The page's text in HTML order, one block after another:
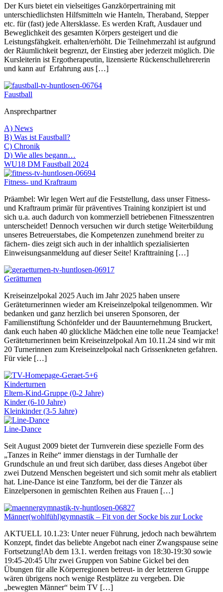
Der Kurs bietet ein vielseitiges Ganzkörpertraining mit
unterschiedlichsten Hilfsmitteln wie Hanteln, Theraband, Stepper
etc. für (fast) jede Altersklasse. Es werden Kraft, Ausdauer und
Beweglichkeit des gesamten Körpers gesteigert und die
Leistungsfähgkeit. erhalten/erhöht. Die Teilnehmerzahl ist aufgrund
der Räumlichkeit begrenzt, der Einstieg aber jederzeit möglich. Die
Kursleiterin ist Ergotherapeutin, lizensierte Rückenschullehrererin
und kann auf Erfahrung aus […]
Faustball
Ansprechpartner
A) News
B) Was ist Faustball?
C) Chronik
D) Wie alles begann…
WU18 DM Faustball 2024
Fitness- und Kraftraum
Präambel: Wir legen Wert auf die Feststellung, dass unser Fitness-
und Kraftraum primär für präventives Training konzipiert ist und
sich u.a. auch dadurch von kommerziell betriebenen Fitnesszentren
unterscheidet! Dennoch versuchen wir durch stetige Weiterbildung
unseres Betreuerstabes, die Kompetenzen zunehmend breiter zu
fächern- dies zeigt sich auch in der inhaltlich spezialisierten
Einweisungsanmeldung auf dieser Seite! Krafttraining […]
Gerätturnen
Kreiseinzelpokal 2025 Auch im Jahr 2025 haben unsere
Geräteturnerinnen wieder am Kreiseinzelpokal teilgenommen. Wir
bedanken und ganz herzlich bei unseren Sponsoren, der
Familienstiftung Schönfelder und der Bauunternehmung Bruckert,
dank euch haben 40 glückliche Mädchen eine tolle neue Teamjacke!
Geräteturnerinnen beim Kreiseinzelpokal Am 10.11.24 sind wir mit
20 Turnerinnen zum Kreiseinzelpokal nach Grissenkneten gefahren.
Für viele […]
Kinderturnen
Eltern-Kind-Gruppe (0-2 Jahre)
Kinder (6-10 Jahre)
Kleinkinder (3-5 Jahre)
Line-Dance
Seit August 2009 bietet der Turnverein diese spezielle Form des
„Tanzes in Reihe“ immer dienstags in der Turnhalle der
Grundschule an und freut sich darüber, dass dieses Angebot über
zwei Dutzend Menschen begeistert und sich somit mehr als etabliert
hat. Line-Dance ist eine Tanzform, bei der die Tänzer als
Einzelpersonen in gemischten Reihen aus Frauen […]
Männer(wohlfühl)gymnastik – Fit von der Socke bis zur Locke
AKTUELL 10.1.23: Unter neuer Führung, jedoch nach bewährtem
Konzept, findet das beliebte Angebot nach einer Zwangspause seine
Fortsetzung!Ab dem 13.1. werden freitags von 18:30-19:30 sowie
19:45-20:45 Uhr zwei Gruppen von Sabine Gickel bei den
Übungen für alle Körperregionen betreut- in der letzteren Gruppe
wären übrigens noch wenige Restplätze zu vergeben. Die
„bewegten Männer“ beim TV […]